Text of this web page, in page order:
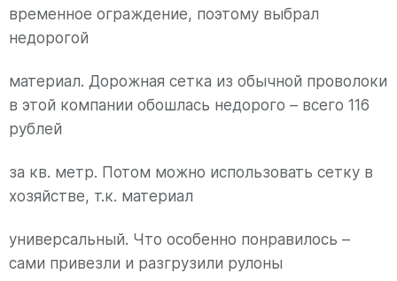
временное ограждение, поэтому выбрал
недорогой
материал. Дорожная сетка из обычной проволоки
в этой компании обошлась недорого – всего 116
рублей
за кв. метр. Потом можно использовать сетку в
хозяйстве, т.к. материал
универсальный. Что особенно понравилось –
сами привезли и разгрузили рулоны